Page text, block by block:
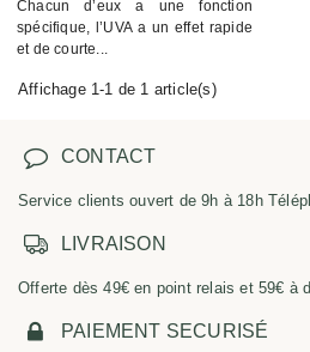
Chacun d’eux a une fonction
spécifique, l’UVA a un effet rapide
et de courte...
Affichage 1-1 de 1 article(s)
CONTACT
Service clients ouvert de 9h à 18h
LIVRAISON
Offerte dès 49€ en point relais et 59€ à
PAIEMENT SECURISÉ